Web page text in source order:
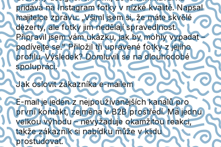
přidává na Instagram fotky v nízké kvalitě. Napsal
majitelce zprávu: „Všiml jsem si, že máte skvělé
dezerty, ale fotky jim nedělají spravedlnost.
Připravil jsem vám ukázku, jak by mohly vypadat –
podívejte se." Přiložil tři upravené fotky z jejího
profilu. Výsledek? Domluvili se na dlouhodobé
spolupráci.
Jak oslovit zákazníka e-mailem
E-mail je jeden z nejpoužívanějších kanálů pro
první kontakt, zejména v B2B prostředí. Má jednu
velkou výhodu – nevyžaduje okamžitou reakci,
takže zákazník si nabídku může v klidu
prostudovat.